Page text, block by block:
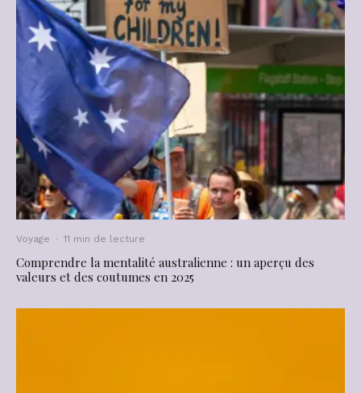
Voyage · 11 min de lecture
Comprendre la mentalité australienne : un aperçu des
valeurs et des coutumes en 2025